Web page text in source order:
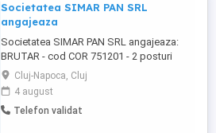
Societatea SIMAR PAN SRL
angajeaza
Societatea SIMAR PAN SRL angajeaza:
BRUTAR - cod COR 751201 - 2 posturi
vacante.
Cluj-Napoca, Cluj
4 august
Telefon validat